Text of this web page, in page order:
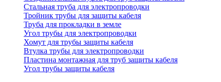
Стальная труба для электропроводки
Тройник трубы для защиты кабеля
Труба для прокладки в земле
Угол трубы для электропроводки
Хомут для трубы защиты кабеля
Втулка трубы для электропроводки
Пластина монтажная для труб защиты кабеля
Угол трубы защиты кабеля